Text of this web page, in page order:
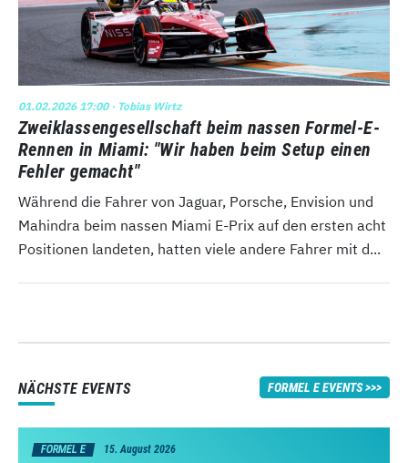
01.02.2026 17:00· Tobias Wirtz
Zweiklassengesellschaft beim nassen Formel-E-
Rennen in Miami: "Wir haben beim Setup einen
Fehler gemacht"
Während die Fahrer von Jaguar, Porsche, Envision und
Mahindra beim nassen Miami E-Prix auf den ersten acht
Positionen landeten, hatten viele andere Fahrer mit d...
NÄCHSTE EVENTS FORMEL E EVENTS
FORMEL E 15. August 2026